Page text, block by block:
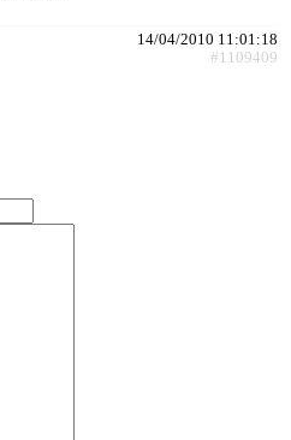
14/04/2010 11:01:18
#1109409